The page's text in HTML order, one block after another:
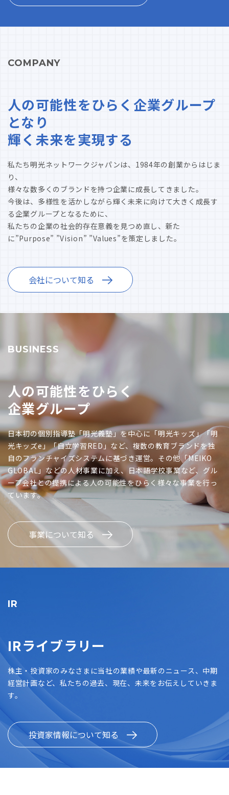
COMPANY
人の可能性をひらく企業グループ
となり
輝く未来を実現する
私たち明光ネットワークジャパンは、1984年の創業からはじま
り、
様々な数多くのブランドを持つ企業に成長してきました。
今後は、多様性を活かしながら輝く未来に向けて大きく成長す
る企業グループとなるために、
私たちの企業の社会的存在意義を見つめ直し、新た
に”Purpose” ”Vision” ”Values”を策定しました。
会社について知る
BUSINESS
人の可能性をひらく
企業グループ
日本初の個別指導塾「明光義塾」を中心に「明光キッズ」「明
光キッズe」「自立学習RED」など、複数の教育ブランドを独
自のフランチャイズシステムに基づき運営。その他「MEIKO
GLOBAL」などの人材事業に加え、日本語学校事業など、グル
ープ会社との提携による人の可能性をひらく様々な事業を行っ
ています。
事業について知る
IR
IRライブラリー
株主・投資家のみなさまに当社の業績や最新のニュース、中期
経営計画など、私たちの過去、現在、未来をお伝えしていきま
す。
投資家情報について知る